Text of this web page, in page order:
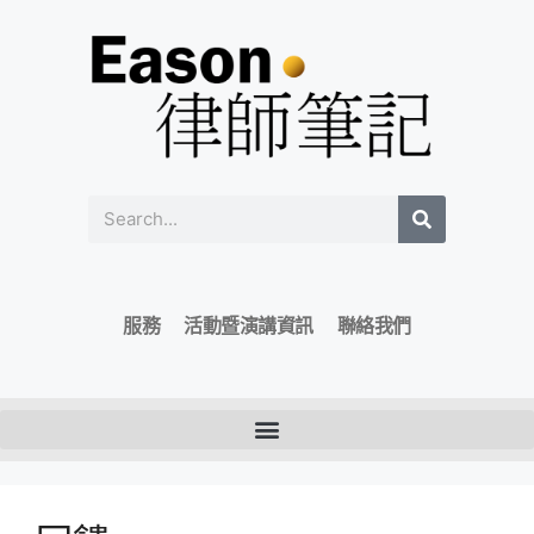
服務 活動暨演講資訊 聯絡我們